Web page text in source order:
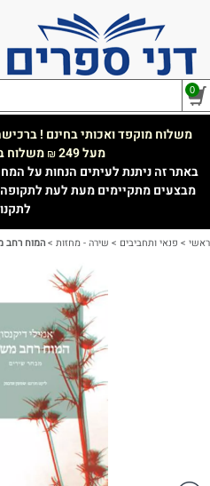
0
משלוח מוקפד ואכותי בחינם ! ברכישה
מעל 249
₪משלוח
באתר זה ניתנת לעיתים הנחות על
מבצעים מתקיימים מעת לעת
ראשי > פנאי ותחביבים > שירה - מחזות >המוח רחב